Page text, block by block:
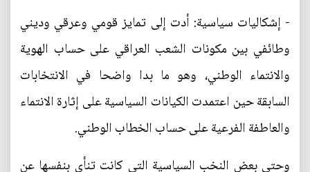
- إشكاليات سياسية: أدت إلى تمايز قومي وعرقي وديني
وطائفي بين مكونات الشعب العراقي على حساب الهوية
والانتماء الوطني، وهو ما بدا واضحا في الانتخابات
السابقة حين اعتمدت الكيانات السياسية على إثارة الانتماء
والعاطفة الفرعية على حساب الخطاب الوطني.
وحتى بعض النخب السياسية التي كانت تنأى بنفسها عن